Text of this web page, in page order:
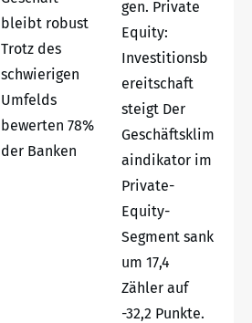
bleibt robust
Trotz des
schwierigen
Umfelds
bewerten 78%
der Banken
gen. Private
Equity:
Investitionsb
ereitschaft
steigt Der
Geschäftsklim
aindikator im
Private-
Equity-
Segment sank
um 17,4
Zähler auf
-32,2 Punkte.